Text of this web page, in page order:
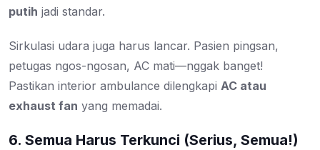
putih jadi standar.
Sirkulasi udara juga harus lancar. Pasien pingsan,
petugas ngos-ngosan, AC mati—nggak banget!
Pastikan interior ambulance dilengkapi AC atau
exhaust fan yang memadai.
6. Semua Harus Terkunci (Serius, Semua!)